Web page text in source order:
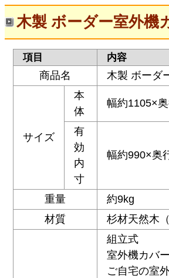
木製 ボーダー室外機
項目 内容
商品名 木製 ボーダ
サイズ
本
体
幅約1105×
有
効
内
寸
幅約990×奥
重量
約9kg
材質
杉材天然木
組立式
室外機カバ
ご自宅の室